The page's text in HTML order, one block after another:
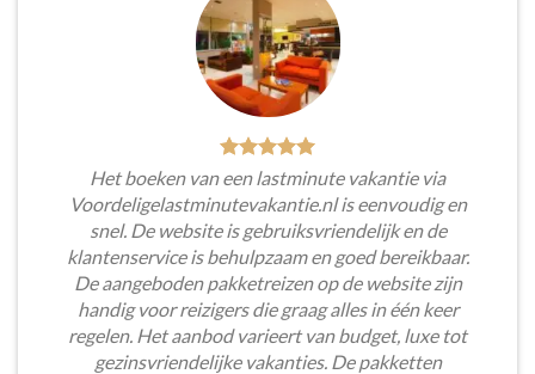
Het boeken van een lastminute vakantie via
Voordeligelastminutevakantie.nl is eenvoudig en
snel. De website is gebruiksvriendelijk en de
klantenservice is behulpzaam en goed bereikbaar.
De aangeboden pakketreizen op de website zijn
handig voor reizigers die graag alles in één keer
regelen. Het aanbod varieert van budget, luxe tot
gezinsvriendelijke vakanties. De pakketten